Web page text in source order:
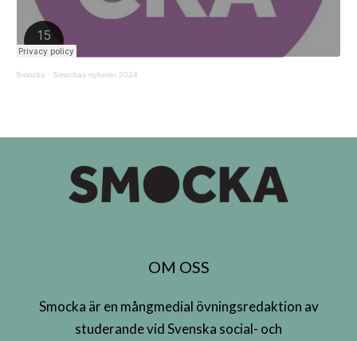
Smocka · Smockas nyheter 2024
OM OSS
Smocka är en mångmedial övningsredaktion av
studerande vid Svenska social- och